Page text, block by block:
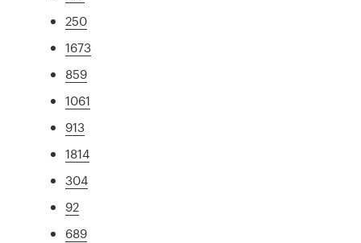
250
1673
859
1061
913
1814
304
92
689